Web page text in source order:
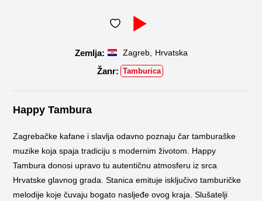
Zagreb, Hrvatska
Tamburica
Happy Tambura
Zagrebačke kafane i slavlja odavno poznaju čar tamburaške
muzike koja spaja tradiciju s modernim životom. Happy
Tambura donosi upravo tu autentičnu atmosferu iz srca
Hrvatske glavnog grada. Stanica emituje isključivo tamburičke
melodije koje čuvaju bogato nasljeđe ovog kraja. Slušatelji